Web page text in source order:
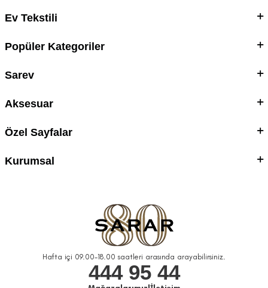
Ev Tekstili
Popüler Kategoriler
Sarev
Aksesuar
Özel Sayfalar
Kurumsal
Hafta içi 09.00-18.00 saatleri arasında arayabilirsiniz.
444 95 44